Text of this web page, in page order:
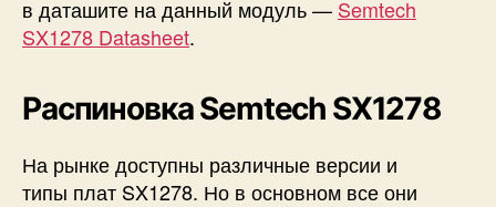
в даташите на данный модуль — Semtech
SX1278 Datasheet.
Распиновка Semtech SX1278
На рынке доступны различные версии и
типы плат SX1278. Но в основном все они